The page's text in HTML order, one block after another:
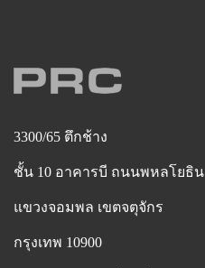
3300/65 ตึกช้าง
ชั้น 10 อาคารบี ถนนพหลโยธิน
แขวงจอมพล เขตจตุจักร
กรุงเทพ 10900